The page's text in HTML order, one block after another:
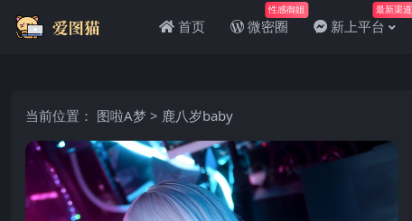
首页 微密圈
性感御姐
新上平台
最新渠道
当前位置： 图啦A梦 > 鹿八岁baby